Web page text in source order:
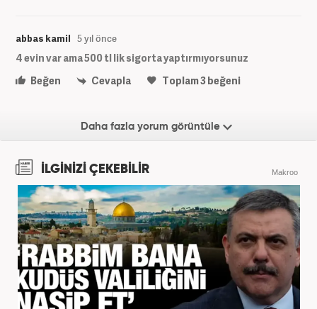
abbas kamil 5 yıl önce
4 evin var ama 500 tl lik sigorta yaptırmıyorsunuz
Beğen
Cevapla Toplam3beğeni
Daha fazla yorum görüntüle
İLGİNİZİ ÇEKEBİLİR Makroo